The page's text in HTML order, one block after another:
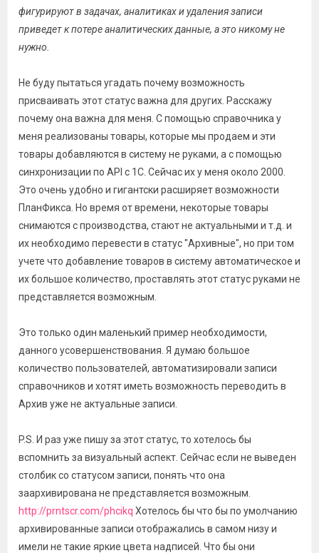
фигурируют в задачах, аналитиках и удаления записи
приведет к потере аналитических данные, а это никому не
нужно.
Не буду пытаться угадать почему возможность
присваивать этот статус важна для других. Расскажу
почему она важна для меня. С помощью справочника у
меня реализованы товары, которые мы продаем и эти
товары добавляются в систему не руками, а с помощью
синхронизации по API с 1С. Сейчас их у меня около 2000.
Это очень удобно и гигантски расширяет возможности
ПланФикса. Но время от времени, некоторые товары
снимаются с производства, стают не актуальными и т.д. и
их необходимо перевести в статус "Архивные", но при том
учете что добавление товаров в систему автоматическое и
их большое количество, проставлять этот статус руками не
представляется возможным.
Это только один маленький пример необходимости,
данного усовершенствования. Я думаю большое
количество пользователей, автоматизировали записи
справочников и хотят иметь возможность переводить в
Архив уже не актуальные записи.
P.S. И раз уже пишу за этот статус, то хотелось бы
вспомнить за визуальный аспект. Сейчас если не выведен
столбик со статусом записи, понять что она
заархивирована не представляется возможным.
http://prntscr.com/phcikq Хотелось бы что бы по умолчанию
архивированные записи отображались в самом низу и
имели не такие яркие цвета надписей. Что бы они